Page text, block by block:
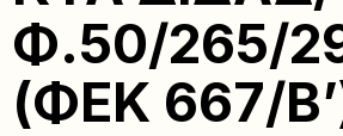
Φ.50/265/
(ΦΕΚ 667/